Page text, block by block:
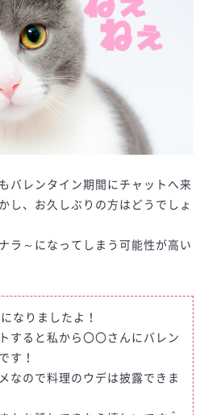
バレンタイン期間にチャットへ来
し、お久しぶりの方はどうでしょ
ラ～になってしまう可能性が高い
なりましたよ！
すると私から〇〇さんにバレン
す！
なので料理のウデは披露できま